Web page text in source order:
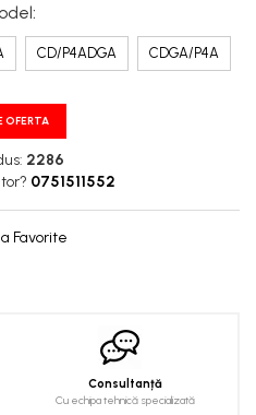
:
CD/P4ADGA CDGA/P4A
OFERTA
2286
0751511552
Favorite
Consultanță
Cu echipa tehnică specializată